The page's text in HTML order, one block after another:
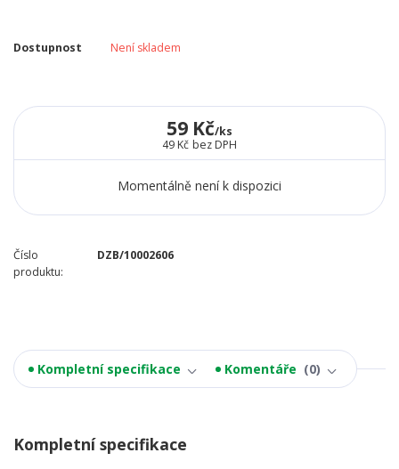
Dostupnost Není skladem
59 Kč/ks
49 Kč bez DPH
Momentálně není k dispozici
Číslo
produktu:
DZB/10002606
Kompletní specifikace Komentáře 0
Kompletní specifikace